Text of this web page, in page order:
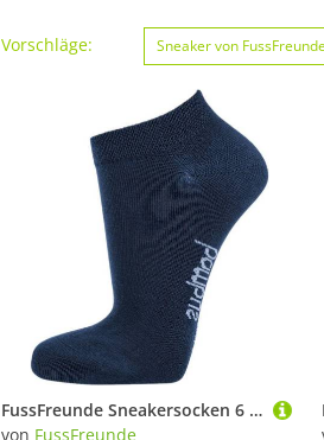
Vorschläge: Sneaker von
FussFreunde Sneakersocken 6 Paar Bambus Sneakersocken weiche Sneaker Socken atmungsaktiv (6 Paar) Spitze und Ferse verstärkt, handgekettelt
von FussFreunde